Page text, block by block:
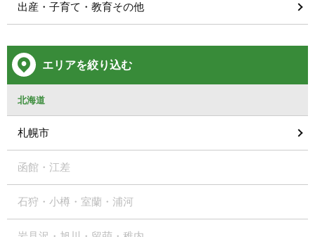
出産・子育て・教育その他
エリアを絞り込む
北海道
札幌市
函館・江差
石狩・小樽・室蘭・浦河